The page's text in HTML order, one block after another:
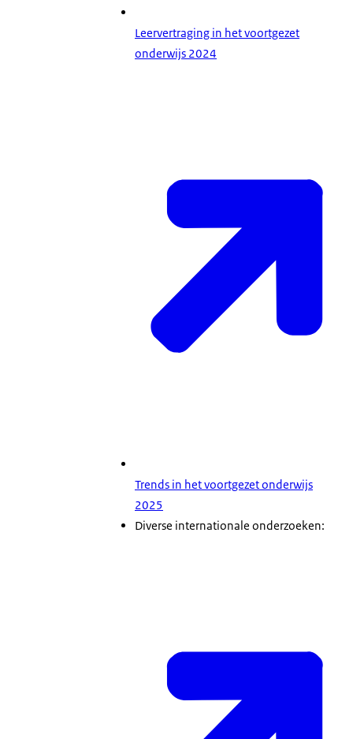
Leervertraging in het voortgezet
onderwijs 2024
Trends in het voortgezet onderwijs
2025
Diverse internationale onderzoeken: